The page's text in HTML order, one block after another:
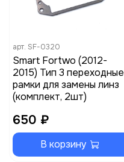
арт. SF-0320
Smart Fortwo (2012-
2015) Тип 3 переходные
рамки для замены линз
(комплект, 2шт)
650 ₽
В корзину